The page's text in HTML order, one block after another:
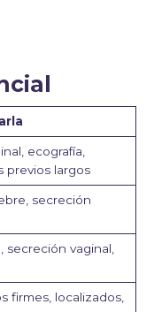
ecografía,
previos largos
secreción
secreción vaginal,
firmes, localizados,